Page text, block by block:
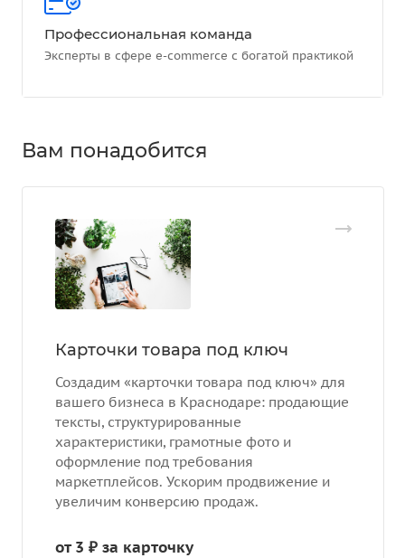
Профессиональная команда
Эксперты в сфере e-commerce с богатой практикой
Вам понадобится
Карточки товара под ключ
Создадим «карточки товара под ключ» для
вашего бизнеса в Краснодаре: продающие
тексты, структурированные
характеристики, грамотные фото и
оформление под требования
маркетплейсов. Ускорим продвижение и
увеличим конверсию продаж.
от 3 ₽ за карточку